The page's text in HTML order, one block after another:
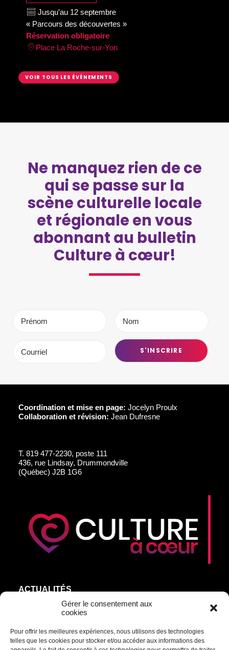
Gérer le consentement aux
cookies
Pour offrir les meilleures expériences, nous utilisons des technologies
telles que les cookies pour stocker et/ou accéder aux informations des
Jusqu'au 12 septembre
« Parcours des découvertes »
Réservation obligatoire
Place La Roche-sur-Yon
VOIR TOUS LES ÉVÉNEMENTS
Ne manquez rien de ce
qui se passe sur la
scène culturelle locale
et régionale en vous
abonnant au bulletin
Culture à cœur!
Coordination et mise en page: Jocelyn Proulx
Collaboration et révision: Jean Dufresne
T. 819 477-2230, poste 111
436, rue Lindsay, Drummondville
(Québec) J2B 1G6
ACTUALITÉS
AGEND’ART
NOS ARTISTES
ÉDITIONS
S’ABONNER